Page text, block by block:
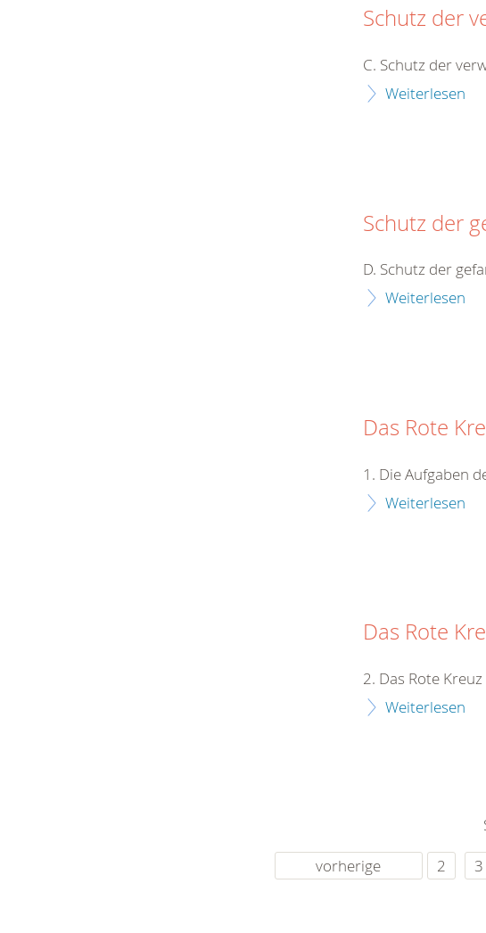
Schutz der
C. Schutz der
Weiterlesen
Schutz der
D. Schutz der
Weiterlesen
Das Rote
1. Die Aufgaben
Weiterlesen
Das Rote
2. Das Rote
Weiterlesen
vorherige
2 3